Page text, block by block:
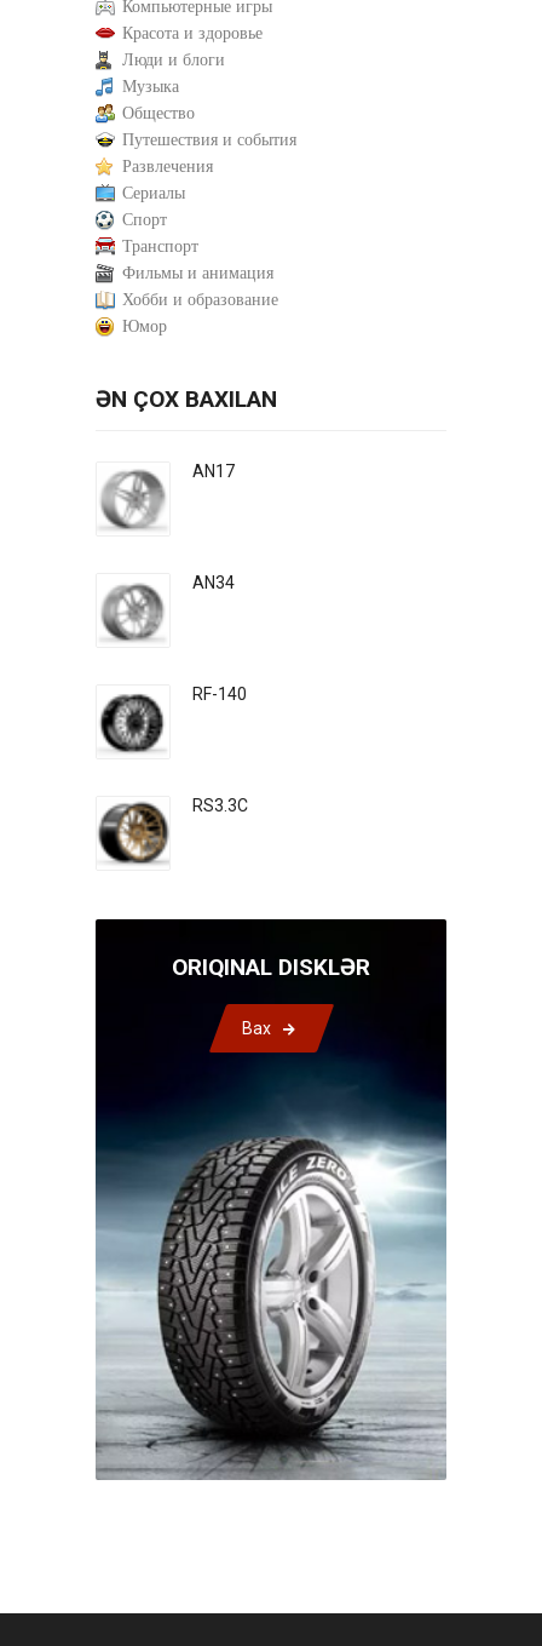
Компьютерные игры
Красота и здоровье
Люди и блоги
Музыка
Общество
Путешествия и события
Развлечения
Сериалы
Спорт
Транспорт
Фильмы и анимация
Хобби и образование
Юмор
ƏN ÇOX BAXILAN
AN17
AN34
RF-140
RS3.3C
ORIQINAL DISKLƏR
Bax